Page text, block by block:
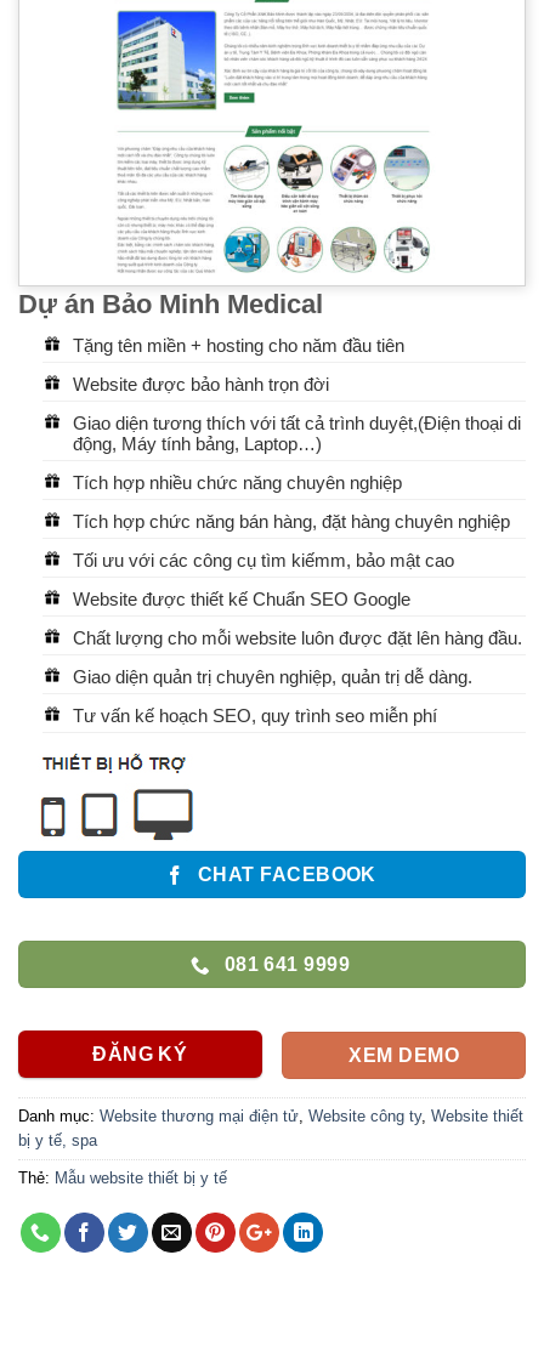
Dự án Bảo Minh Medical
Tặng tên miền + hosting cho năm đầu tiên
Website được bảo hành trọn đời
Giao diện tương thích với tất cả trình duyệt,(Điện thoại di
động, Máy tính bảng, Laptop…)
Tích hợp nhiều chức năng chuyên nghiệp
Tích hợp chức năng bán hàng, đặt hàng chuyên nghiệp
Tối ưu với các công cụ tìm kiếmm, bảo mật cao
Website được thiết kế Chuẩn SEO Google
Chất lượng cho mỗi website luôn được đặt lên hàng đầu.
Giao diện quản trị chuyên nghiệp, quản trị dễ dàng.
Tư vấn kế hoạch SEO, quy trình seo miễn phí
CHAT FACEBOOK
081 641 9999
ĐĂNG KÝ XEM DEMO
Danh mục: Website thương mại điện tử Website công ty, Website thiết
bị y tế, spa
Thẻ: Mẫu website thiết bị y tế